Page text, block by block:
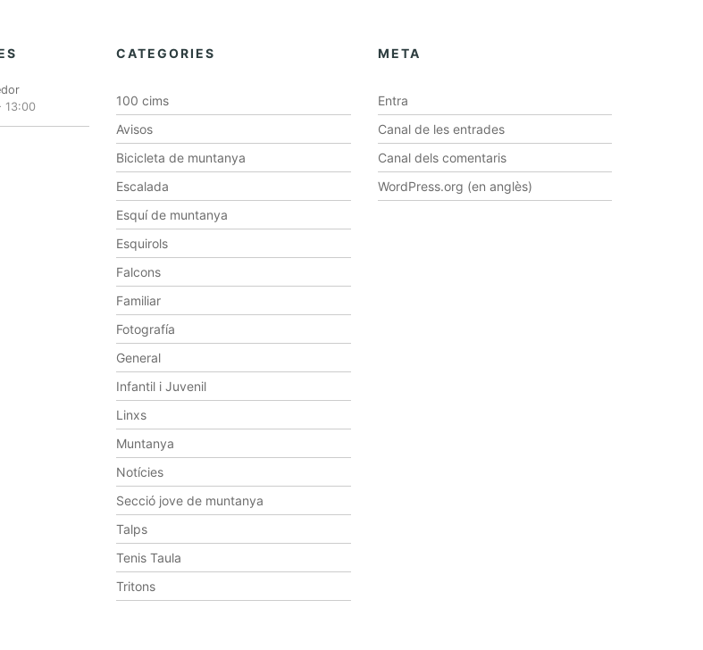
13:00
CATEGORIES
100 cims
Avisos
Bicicleta de muntanya
Escalada
Esquí de muntanya
Esquirols
Falcons
Familiar
Fotografía
General
Infantil i Juvenil
Linxs
Muntanya
Notícies
Secció jove de muntanya
Talps
Tenis Taula
Tritons
META
Entra
Canal de les entrades
Canal dels comentaris
WordPress.org (en anglès)